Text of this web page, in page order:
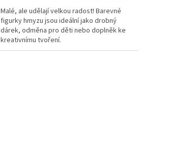
z
5
hvězdiček.
Malé, ale udělají velkou radost! Barevné
figurky hmyzu jsou ideální jako drobný
dárek, odměna pro děti nebo doplněk ke
kreativnímu tvoření.